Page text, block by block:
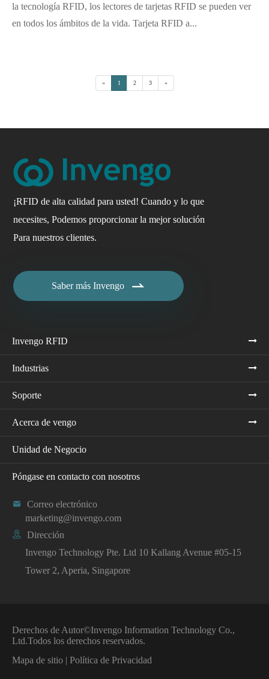
la tecnología RFID, los lectores de tarjetas RFID se pueden ver
en todos los ámbitos de la vida. Tarjeta RFID a...
« 1 2 3 »
¡RFID de alta calidad para usted! Cuando y lo que
necesites, Podemos proporcionar la mejor solución
Para nuestros clientes.
Saber más Invengo 
Invengo RFID
Industrias
Soporte
Acerca de vengo
Unidad de Negocio
Póngase en contacto con nosotros

Correo electrónico
marketing@invengo.com

Dirección
Invengo Technology Pte. Ltd 10 Kallang Avenue #05-15
Tower 2, Aperia, Singapore
Derechos de Autor©Invengo Information Technology Co.,
Ltd.Todos los derechos reservados.
Mapa de sitio | Política de Privacidad